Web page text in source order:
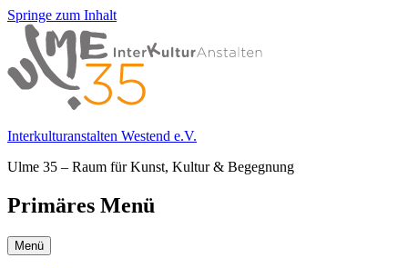
Springe zum Inhalt
Interkulturanstalten Westend e.V.
Ulme 35 – Raum für Kunst, Kultur & Begegnung
Primäres Menü
Menü